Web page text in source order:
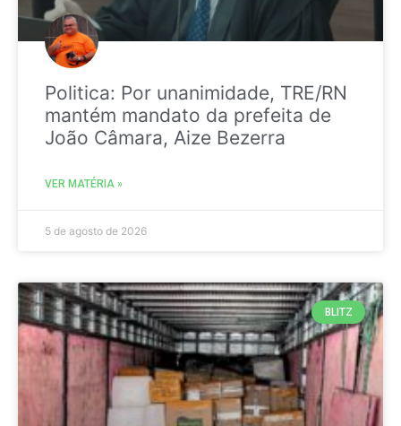
Politica: Por unanimidade, TRE/RN
mantém mandato da prefeita de
João Câmara, Aize Bezerra
VER MATÉRIA »
5 de agosto de 2026
BLITZ